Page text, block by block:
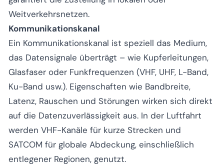
Weitverkehrsnetzen.
Kommunikationskanal
Ein Kommunikationskanal ist speziell das Medium,
das Datensignale überträgt – wie Kupferleitungen,
Glasfaser oder Funkfrequenzen (VHF, UHF, L-Band,
Ku-Band usw.). Eigenschaften wie Bandbreite,
Latenz, Rauschen und Störungen wirken sich direkt
auf die Datenzuverlässigkeit aus. In der Luftfahrt
werden VHF-Kanäle für kurze Strecken und
SATCOM für globale Abdeckung, einschließlich
entlegener Regionen, genutzt.